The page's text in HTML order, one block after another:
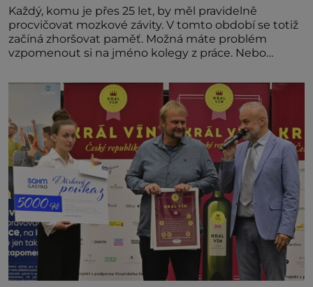
Každý, komu je přes 25 let, by měl pravidelně
procvičovat mozkové závity. V tomto období se totiž
začíná zhoršovat paměť. Možná máte problém
vzpomenout si na jméno kolegy z práce. Nebo
nedávno přečetli. Je to opravdu tak, s věkem jako
kdyby se paměť rozhodla stávkovat. Cvičte